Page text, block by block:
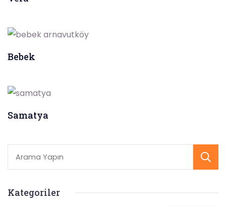
Bebek
Samatya
Kategoriler